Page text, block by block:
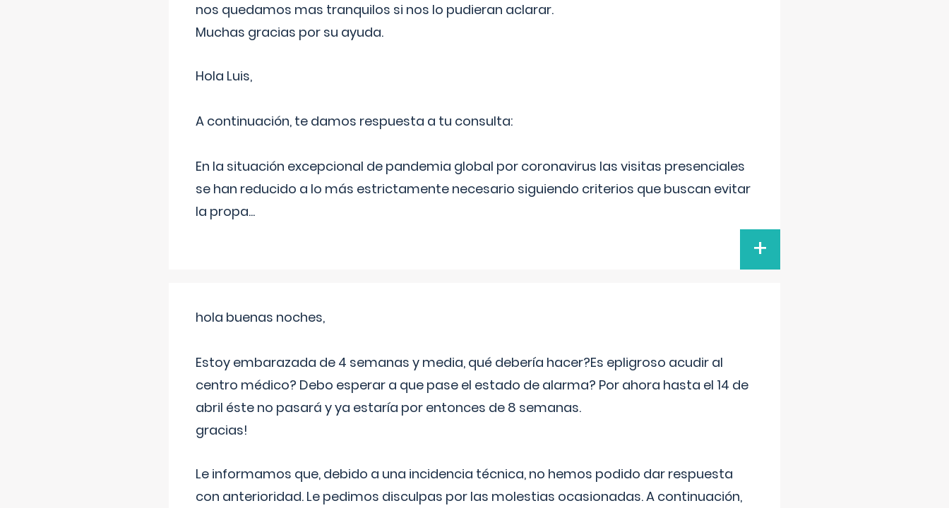
nos quedamos mas tranquilos si nos lo pudieran aclarar.
Muchas gracias por su ayuda.
Hola Luis,
A continuación, te damos respuesta a tu consulta:
En la situación excepcional de pandemia global por coronavirus las visitas presenciales
se han reducido a lo más estrictamente necesario siguiendo criterios que buscan evitar
la propa...
+
hola buenas noches,
Estoy embarazada de 4 semanas y media, qué debería hacer?Es epligroso acudir al
centro médico? Debo esperar a que pase el estado de alarma? Por ahora hasta el 14 de
abril éste no pasará y ya estaría por entonces de 8 semanas.
gracias!
Le informamos que, debido a una incidencia técnica, no hemos podido dar respuesta
con anterioridad. Le pedimos disculpas por las molestias ocasionadas. A continuación,